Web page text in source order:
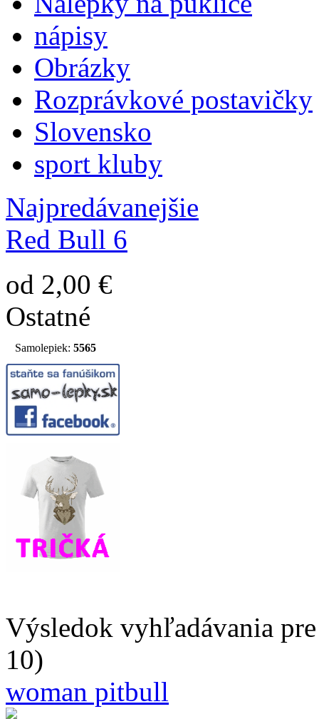
nápisy
Obrázky
Rozprávkové postavičky
Slovensko
sport kluby
Najpredávanejšie
Red Bull 6
od 2,00 €
Ostatné
Samolepiek: 5565
Výsledok vyhľadávania
10)
woman pitbull